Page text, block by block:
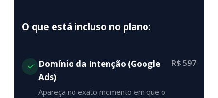
O que está incluso no plano:
Domínio da Intenção (Google
Ads)
Apareça no exato momento em que o
R$ 597